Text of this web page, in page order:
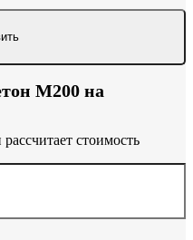
М200 на
стоимость